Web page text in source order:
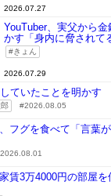
2026.07.27
YouTuber、実父から
かす「身内に脅されて
きょん
2026.07.29
ていたことを明かす
2026.08.05
フグを食べて「言葉
2026.08.01
賃3万4000円の部屋